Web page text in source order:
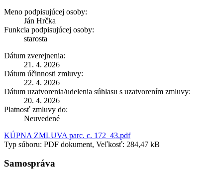
Meno podpisujúcej osoby:
Ján Hrčka
Funkcia podpisujúcej osoby:
starosta
Dátum zverejnenia:
21. 4. 2026
Dátum účinnosti zmluvy:
22. 4. 2026
Dátum uzatvorenia/udelenia súhlasu s uzatvorením zmluvy:
20. 4. 2026
Platnosť zmluvy do:
Neuvedené
KÚPNA ZMLUVA parc. c. 172_43.pdf
Typ súboru: PDF dokument, Veľkosť: 284,47 kB
Samospráva